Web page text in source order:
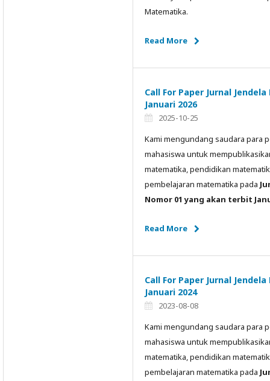
Matematika.
Read More
Call For Paper Jurnal
Januari 2026
2025-10-25
Kami mengundang saudara para
mahasiswa untuk
matematika, pendidikan
pembelajaran matematika pada
Nomor 01 yang akan terbit
Read More
Call For Paper Jurnal
Januari 2024
2023-08-08
Kami mengundang saudara para
mahasiswa untuk
matematika, pendidikan
pembelajaran matematika pada